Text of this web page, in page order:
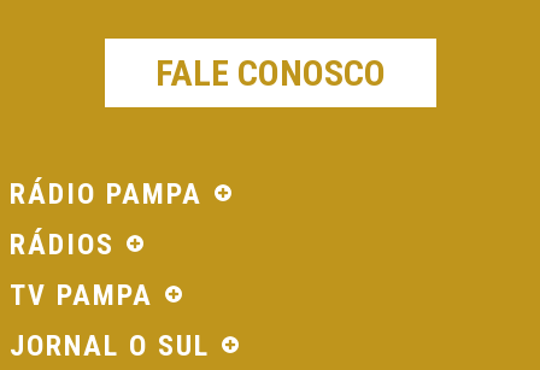
FALE CONOSCO
RÁDIO PAMPA
RÁDIOS
TV PAMPA
JORNAL O SUL